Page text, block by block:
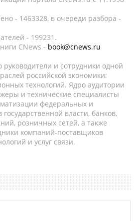
- 1463328, в очереди разбора -
- 199231.
CNews - book@cnews.ru
и сотрудники одной
российской экономики:
технологий. Ядро аудитории
и технические специалисты
федеральных и
власти, банков,
розничных сетей, а также
компаний-поставщиков
и услуг связи.